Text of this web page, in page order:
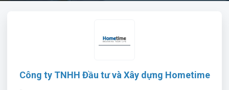
Công ty TNHH Đầu tư và Xây dựng Hometime